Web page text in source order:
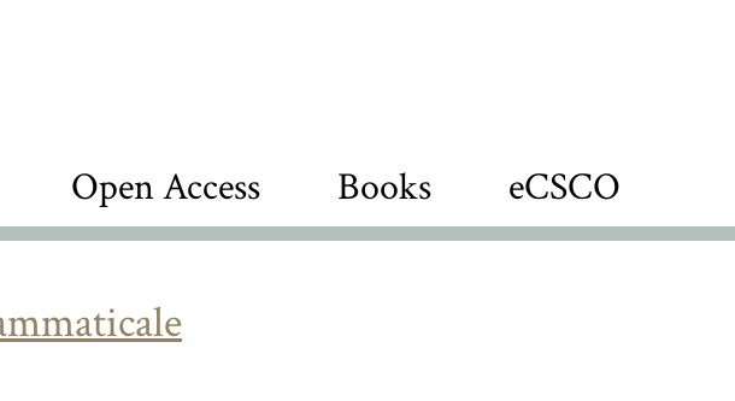
Open Access Books eCSCO